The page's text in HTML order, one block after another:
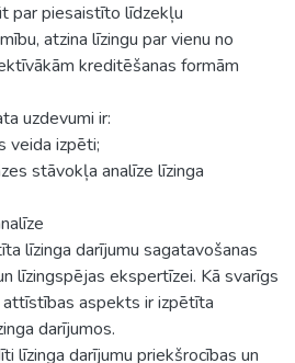
par piesaistīto līdzekļu
atzina līzingu par vienu no
kreditēšanas formām
uzdevumi ir:
veida izpēti;
stāvokļa analīze līzinga
līzinga darījumu sagatavošanas
līzingspējas ekspertīzei. Kā svarīgs
aspekts ir izpētīta
darījumos.
līzinga darījumu priekšrocības un